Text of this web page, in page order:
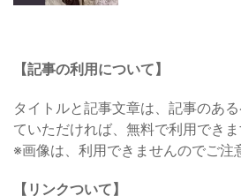
【記事の利用について】
タイトルと記事文章は、記事のあ
ていただければ、無料で利用できま
※画像は、利用できませんのでご注
【リンクついて】